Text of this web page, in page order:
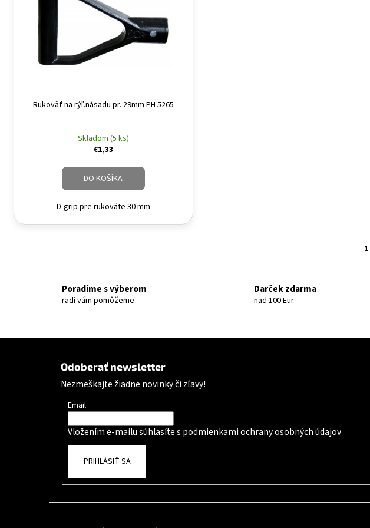
Rukoväť na rýľ.násadu pr. 29mm PH 5265
Skladom (5 ks)
€1,33
DO KOŠÍKA
D-grip pre rukoväte 30 mm
1
Poradíme s výberom
radi vám pomôžeme
Darček zdarma
nad 100 Eur
Odoberať newsletter
Nezmeškajte žiadne novinky či zľavy!
Email
Vložením e-mailu súhlasíte s podmienkami ochrany osobných údajov
PRIHLÁSIŤ SA